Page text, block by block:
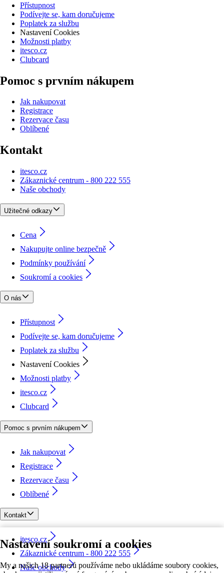
Nastavení soukromí a cookies
My a našich 18 partnerů používáme nebo ukládáme soubory cookies,
Přístupnost
Podívejte se, kam doručujeme
Poplatek za službu
Nastavení Cookies
Možnosti platby
itesco.cz
Clubcard
Pomoc s prvním nákupem
Jak nakupovat
Registrace
Rezervace času
Oblíbené
Kontakt
itesco.cz
Zákaznické centrum - 800 222 555
Naše obchody
Užitečné odkazy
Cena
Nakupujte online bezpečně
Podmínky používání
Soukromí a cookies
O nás
Přístupnost
Podívejte se, kam doručujeme
Poplatek za službu
Nastavení Cookies
Možnosti platby
itesco.cz
Clubcard
Pomoc s prvním nákupem
Jak nakupovat
Registrace
Rezervace času
Oblíbené
Kontakt
itesco.cz
Zákaznické centrum - 800 222 555
Naše obchody